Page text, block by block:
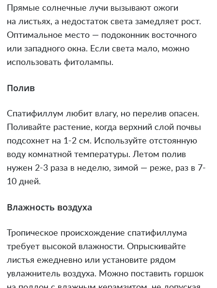
Прямые солнечные лучи вызывают ожоги
на листьях, а недостаток света замедляет рост.
Оптимальное место — подоконник восточного
или западного окна. Если света мало, можно
использовать фитолампы.
Полив
Спатифиллум любит влагу, но перелив опасен.
Поливайте растение, когда верхний слой почвы
подсохнет на 1-2 см. Используйте отстоянную
воду комнатной температуры. Летом полив
нужен 2-3 раза в неделю, зимой — реже, раз в 7-
10 дней.
Влажность воздуха
Тропическое происхождение спатифиллума
требует высокой влажности. Опрыскивайте
листья ежедневно или установите рядом
увлажнитель воздуха. Можно поставить горшок